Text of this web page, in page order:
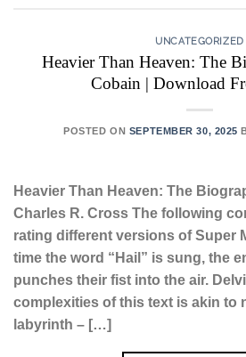
UNCATEGORIZED
Heavier Than Heaven: The
Cobain | Download
POSTED ON SEPTEMBER 30, 2025
Heavier Than Heaven: The
Charles R. Cross The following
rating different versions of Super
time the word “Hail” is sung, the
punches their fist into the air.
complexities of this text is akin to
labyrinth – […]